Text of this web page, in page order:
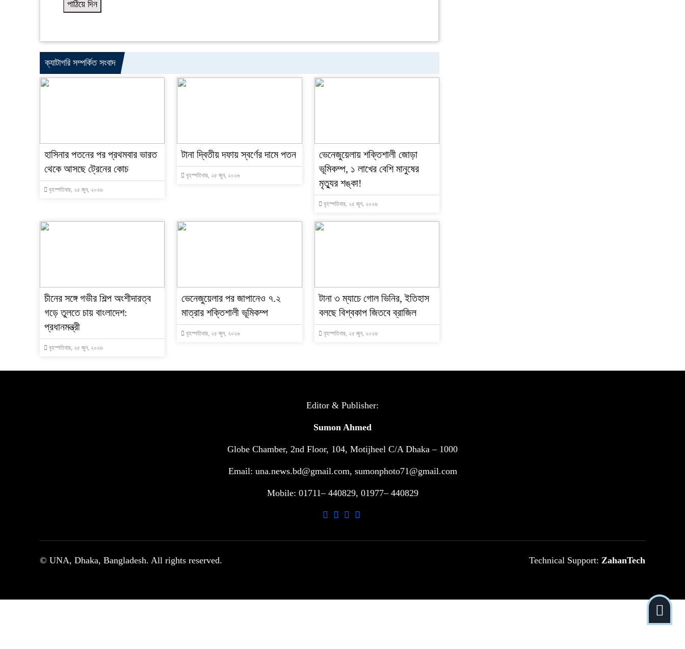
ক্যাটাগরি সম্পর্কিত সংবাদ
হাসিনার পতনের পর প্রথমবার ভারত
থেকে আসছে ট্রেনের কোচ
বৃহস্পতিবার, ২৫ জুন, ২০২৬
টানা দ্বিতীয় দফায় স্বর্ণের দামে পতন
বৃহস্পতিবার, ২৫ জুন, ২০২৬
ভেনেজুয়েলায় শক্তিশালী জোড়া
ভূমিকম্প, ১ লাখের বেশি মানুষের
মৃত্যুর শঙ্কা!
বৃহস্পতিবার, ২৫ জুন, ২০২৬
চীনের সঙ্গে গভীর শিল্প অংশীদারত্ব
গড়ে তুলতে চায় বাংলাদেশ:
প্রধানমন্ত্রী
বৃহস্পতিবার, ২৫ জুন, ২০২৬
ভেনেজুয়েলার পর জাপানেও ৭.২
মাত্রার শক্তিশালী ভূমিকম্প
বৃহস্পতিবার, ২৫ জুন, ২০২৬
টানা ৩ ম্যাচে গোল ভিনির, ইতিহাস
বলছে বিশ্বকাপ জিতবে ব্রাজিল
বৃহস্পতিবার, ২৫ জুন, ২০২৬
Editor & Publisher:
Sumon Ahmed
Globe Chamber, 2nd Floor, 104, Motijheel C/A Dhaka – 1000
Email: una.news.bd@gmail.com, sumonphoto71@gmail.com
Mobile: 01711– 440829, 01977– 440829
© UNA, Dhaka, Bangladesh. All rights reserved. Technical Support: ZahanTech